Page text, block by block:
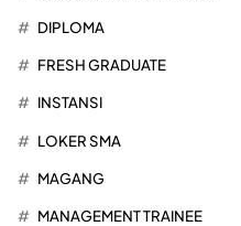
DIPLOMA
FRESH GRADUATE
INSTANSI
LOKER SMA
MAGANG
MANAGEMENT TRAINEE